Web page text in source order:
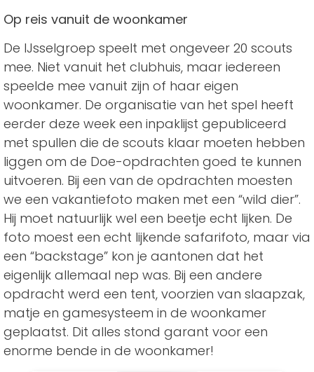
Op reis vanuit de woonkamer
De IJsselgroep speelt met ongeveer 20 scouts
mee. Niet vanuit het clubhuis, maar iedereen
speelde mee vanuit zijn of haar eigen
woonkamer. De organisatie van het spel heeft
eerder deze week een inpaklijst gepubliceerd
met spullen die de scouts klaar moeten hebben
liggen om de Doe-opdrachten goed te kunnen
uitvoeren. Bij een van de opdrachten moesten
we een vakantiefoto maken met een “wild dier”.
Hij moet natuurlijk wel een beetje echt lijken. De
foto moest een echt lijkende safarifoto, maar via
een “backstage” kon je aantonen dat het
eigenlijk allemaal nep was. Bij een andere
opdracht werd een tent, voorzien van slaapzak,
matje en gamesysteem in de woonkamer
geplaatst. Dit alles stond garant voor een
enorme bende in de woonkamer!